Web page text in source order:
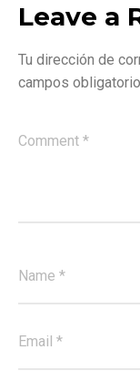
Leave a
Tu dirección de
campos